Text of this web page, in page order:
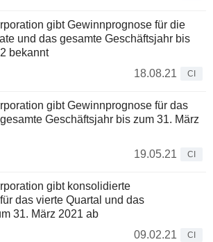
gibt Gewinnprognose für die
und das gesamte Geschäftsjahr bis
bekannt
18.08.21
CI
gibt Gewinnprognose für das
Geschäftsjahr bis zum 31. März
19.05.21
CI
gibt konsolidierte
das vierte Quartal und das
31. März 2021 ab
09.02.21
CI